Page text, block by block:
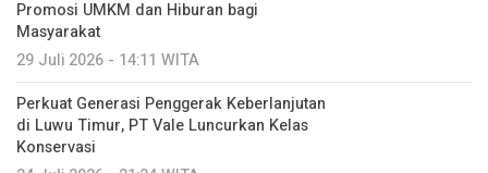
Promosi UMKM dan Hiburan bagi
Masyarakat
29 Juli 2026 - 14:11 WITA
Perkuat Generasi Penggerak Keberlanjutan
di Luwu Timur, PT Vale Luncurkan Kelas
Konservasi